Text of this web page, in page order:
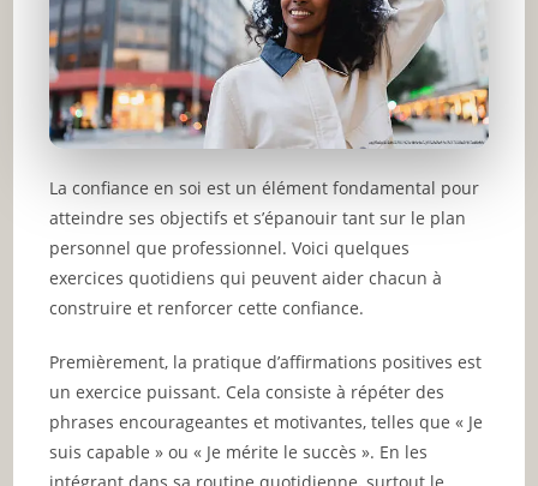
La confiance en soi est un élément fondamental pour
atteindre ses objectifs et s’épanouir tant sur le plan
personnel que professionnel. Voici quelques
exercices quotidiens qui peuvent aider chacun à
construire et renforcer cette confiance.
Premièrement, la pratique d’affirmations positives est
un exercice puissant. Cela consiste à répéter des
phrases encourageantes et motivantes, telles que « Je
suis capable » ou « Je mérite le succès ». En les